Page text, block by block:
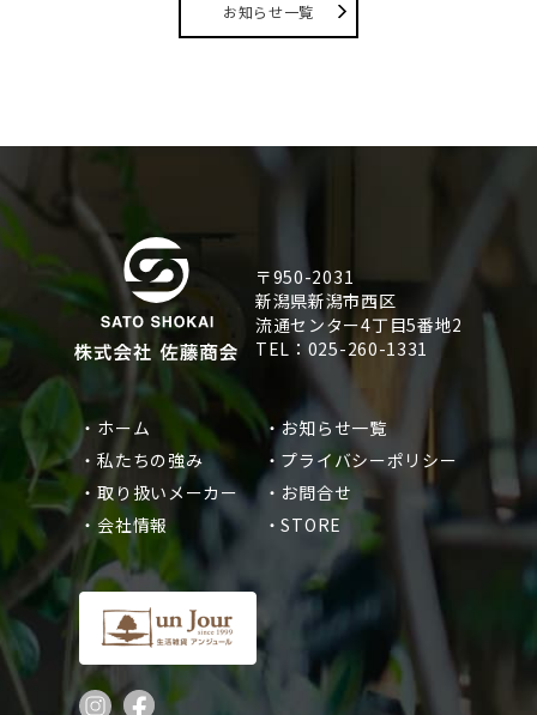
お知らせ一覧
〒950-2031
新潟県新潟市西区
流通センター4丁目5番地2
TEL：025-260-1331
・ホーム
・私たちの強み
・取り扱いメーカー
・会社情報
・お知らせ一覧
・プライバシーポリシー
・お問合せ
・STORE